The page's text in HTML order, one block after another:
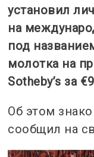
установил
на
под
молотка на
Sotheby’s за
Об этом
сообщил на